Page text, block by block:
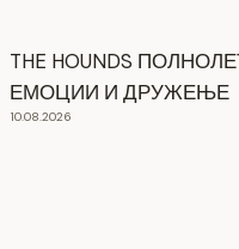
THE HOUNDS
ЕМОЦИИ И ДРУЖЕЊЕ
10.08.2026